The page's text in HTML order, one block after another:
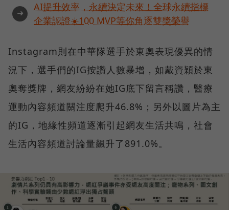
➜
AI提升效率，永續決定未來！全球永續指標
企業認證☀️100 MVP等你角逐雙獎榮譽
Instagram則在中華隊選手於東奧表現優異的情
況下，選手們的IG按讚人數暴增，如戴資穎於東
奧奪獎牌，網友紛紛在她IG底下留言稱讚，醫療
運動內容頻道關注度爬升46.8%；另外以圖片為主
的IG，地緣性頻道逐漸引起網友生活共鳴，社會
生活內容頻道討論量飆升了891.0%。